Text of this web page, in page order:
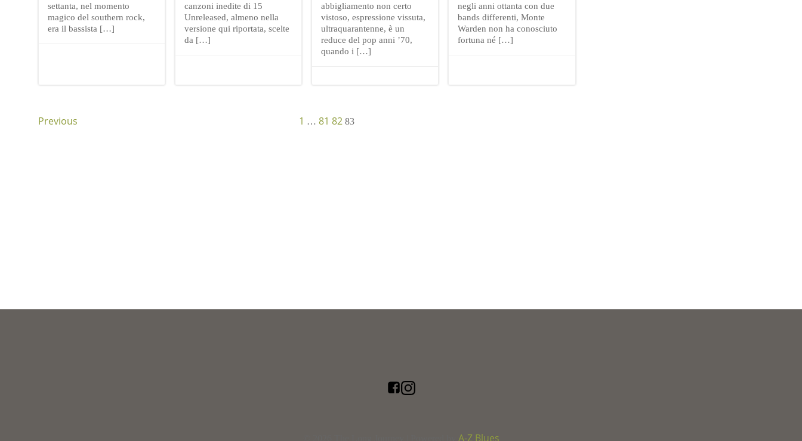
settanta, nel momento
magico del southern rock,
era il bassista […]
canzoni inedite di 15
Unreleased, almeno nella
versione qui riportata, scelte
da […]
abbigliamento non certo
vistoso, espressione vissuta,
ultraquarantenne, è un
reduce del pop anni ’70,
quando i […]
negli anni ottanta con due
bands differenti, Monte
Warden non ha conosciuto
fortuna né […]
Posts
Previous Page
1 … Page
81 Page
82 Page
83
A-Z Blues